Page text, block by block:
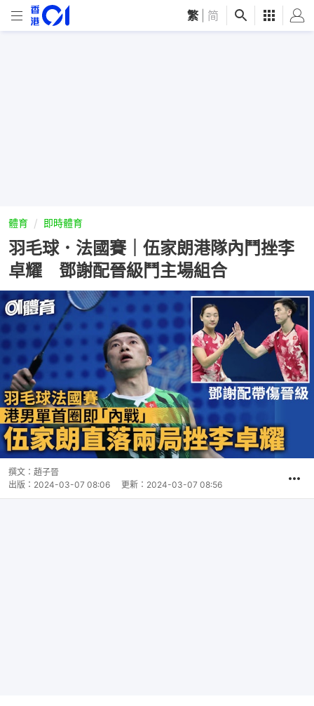
繁 简
體育 即時體育
羽毛球．法國賽｜伍家朗港隊內鬥挫李
卓耀 鄧謝配晉級鬥主場組合
撰文： 趙子晉
出版： 2024-03-07 08:06 更新： 2024-03-07 08:56